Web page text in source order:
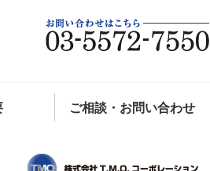
サルティング｜
ご相談・お問い合わせ